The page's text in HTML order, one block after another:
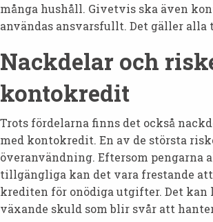
många hushåll. Givetvis ska även
användas ansvarsfullt. Det gäller alla
Nackdelar och
kontokredit
Trots fördelarna finns det också
med kontokredit. En av de största
överanvändning. Eftersom pengarna
tillgängliga kan det vara frestande
krediten för onödiga utgifter. Det kan
växande skuld som blir svår att